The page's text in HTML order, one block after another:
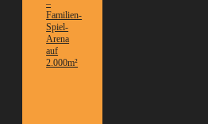
–
Familien-
Spiel-
Arena
auf
2.000m²